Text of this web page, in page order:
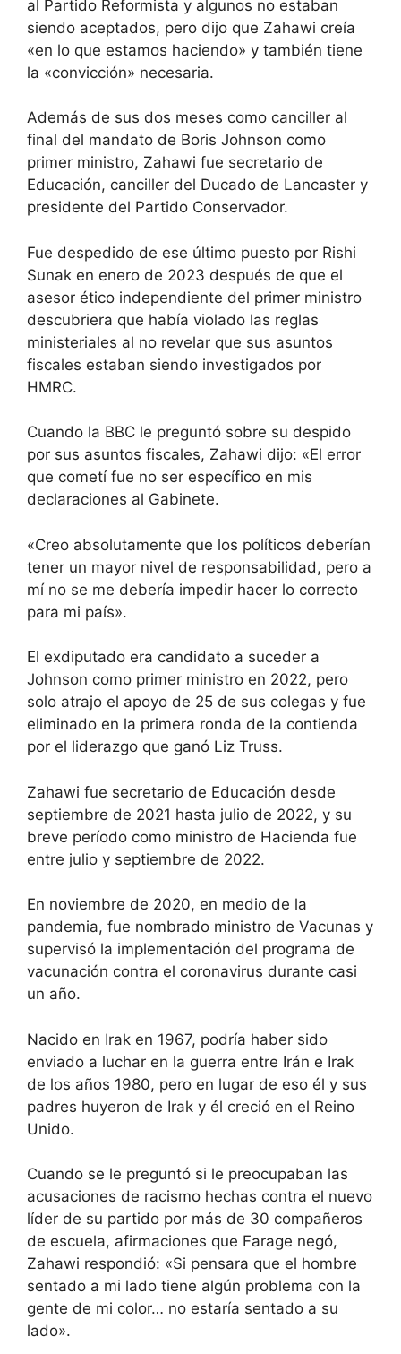
al Partido Reformista y algunos no estaban
siendo aceptados, pero dijo que Zahawi creía
«en lo que estamos haciendo» y también tiene
la «convicción» necesaria.
Además de sus dos meses como canciller al
final del mandato de Boris Johnson como
primer ministro, Zahawi fue secretario de
Educación, canciller del Ducado de Lancaster y
presidente del Partido Conservador.
Fue despedido de ese último puesto por Rishi
Sunak en enero de 2023 después de que el
asesor ético independiente del primer ministro
descubriera que había violado las reglas
ministeriales al no revelar que sus asuntos
fiscales estaban siendo investigados por
HMRC.
Cuando la BBC le preguntó sobre su despido
por sus asuntos fiscales, Zahawi dijo: «El error
que cometí fue no ser específico en mis
declaraciones al Gabinete.
«Creo absolutamente que los políticos deberían
tener un mayor nivel de responsabilidad, pero a
mí no se me debería impedir hacer lo correcto
para mi país».
El exdiputado era candidato a suceder a
Johnson como primer ministro en 2022, pero
solo atrajo el apoyo de 25 de sus colegas y fue
eliminado en la primera ronda de la contienda
por el liderazgo que ganó Liz Truss.
Zahawi fue secretario de Educación desde
septiembre de 2021 hasta julio de 2022, y su
breve período como ministro de Hacienda fue
entre julio y septiembre de 2022.
En noviembre de 2020, en medio de la
pandemia, fue nombrado ministro de Vacunas y
supervisó la implementación del programa de
vacunación contra el coronavirus durante casi
un año.
Nacido en Irak en 1967, podría haber sido
enviado a luchar en la guerra entre Irán e Irak
de los años 1980, pero en lugar de eso él y sus
padres huyeron de Irak y él creció en el Reino
Unido.
Cuando se le preguntó si le preocupaban las
acusaciones de racismo hechas contra el nuevo
líder de su partido por más de 30 compañeros
de escuela, afirmaciones que Farage negó,
Zahawi respondió: «Si pensara que el hombre
sentado a mi lado tiene algún problema con la
gente de mi color… no estaría sentado a su
lado».